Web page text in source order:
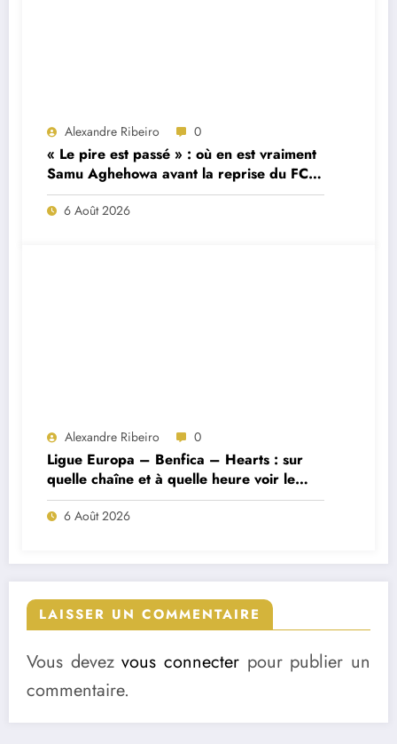
Alexandre Ribeiro 0
« Le pire est passé » : où en est vraiment
Samu Aghehowa avant la reprise du FC
Porto ?
6 Août 2026
Alexandre Ribeiro 0
Ligue Europa – Benfica – Hearts : sur
quelle chaîne et à quelle heure voir le
match ?
6 Août 2026
LAISSER UN COMMENTAIRE
Vous devezvous connecter pour publier un
commentaire.